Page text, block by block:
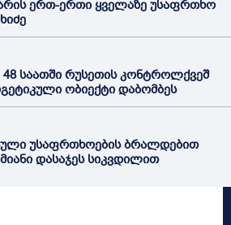
ერთ-ერთი ყველაზე უსაფრთხო
48 საათში რუსეთის კონტროლქვეშ
ობიექტი დაბომბეს
უსაფრთხოების ბრალდებით
დასაჯეს სიკვდილით